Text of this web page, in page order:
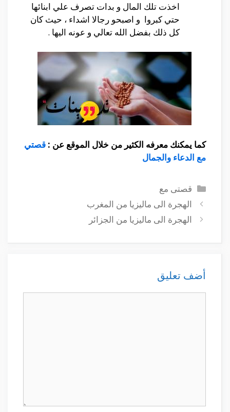
اخذت تلك المال و بدات تصرف علي ابنائها
حتي كبروا و اصبحو رجالا اشداء ، حيث كان
كل ذلك بفضل الله تعالي و عونه اليها .
كما يمكنك معرفه الكثير من خلال الموقع عن : قصتي
مع الدعاء والجمال
التصنيفات
قصتى مع
الهجرة الى ماليزيا من المغرب
الهجرة الى ماليزيا من الجزائر
أضف تعليق